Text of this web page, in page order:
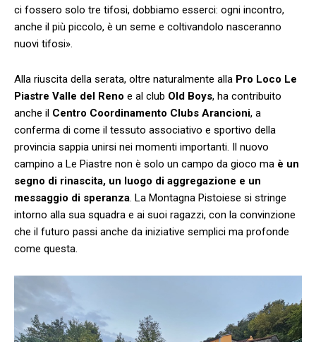
ci fossero solo tre tifosi, dobbiamo esserci: ogni incontro,
anche il più piccolo, è un seme e coltivandolo nasceranno
nuovi tifosi».
Alla riuscita della serata, oltre naturalmente alla Pro Loco Le
Piastre Valle del Reno e al club Old Boys, ha contribuito
anche il Centro Coordinamento Clubs Arancioni, a
conferma di come il tessuto associativo e sportivo della
provincia sappia unirsi nei momenti importanti. Il nuovo
campino a Le Piastre non è solo un campo da gioco ma è un
segno di rinascita, un luogo di aggregazione e un
messaggio di speranza. La Montagna Pistoiese si stringe
intorno alla sua squadra e ai suoi ragazzi, con la convinzione
che il futuro passi anche da iniziative semplici ma profonde
come questa.